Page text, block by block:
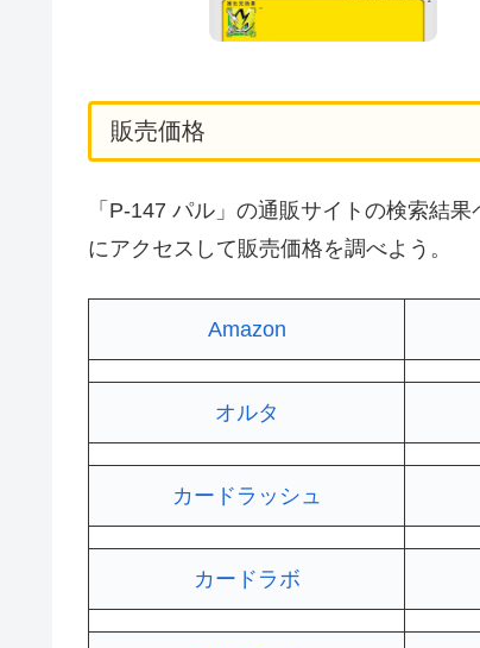
販売価格
「P-147 パル」の通販サイトの検索結
にアクセスして販売価格を調べよう。
Amazon
オルタ
カードラッシュ
カードラボ